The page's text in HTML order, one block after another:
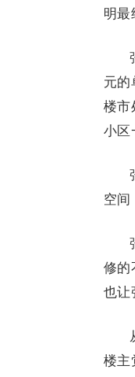
明最
元的
楼市
小区
空间
修的
也让
楼主